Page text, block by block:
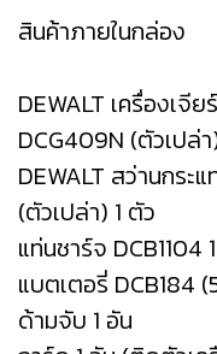
สินค้าภายในกล่อง
DEWALT เครื่องเจี
DCG409N (ตัวเปล่
DEWALT สว่านกระ
(ตัวเปล่า) 1 ตัว
แท่นชาร์จ DCB1104
แบตเตอรี่ DCB184
ด้ามจับ 1 อัน